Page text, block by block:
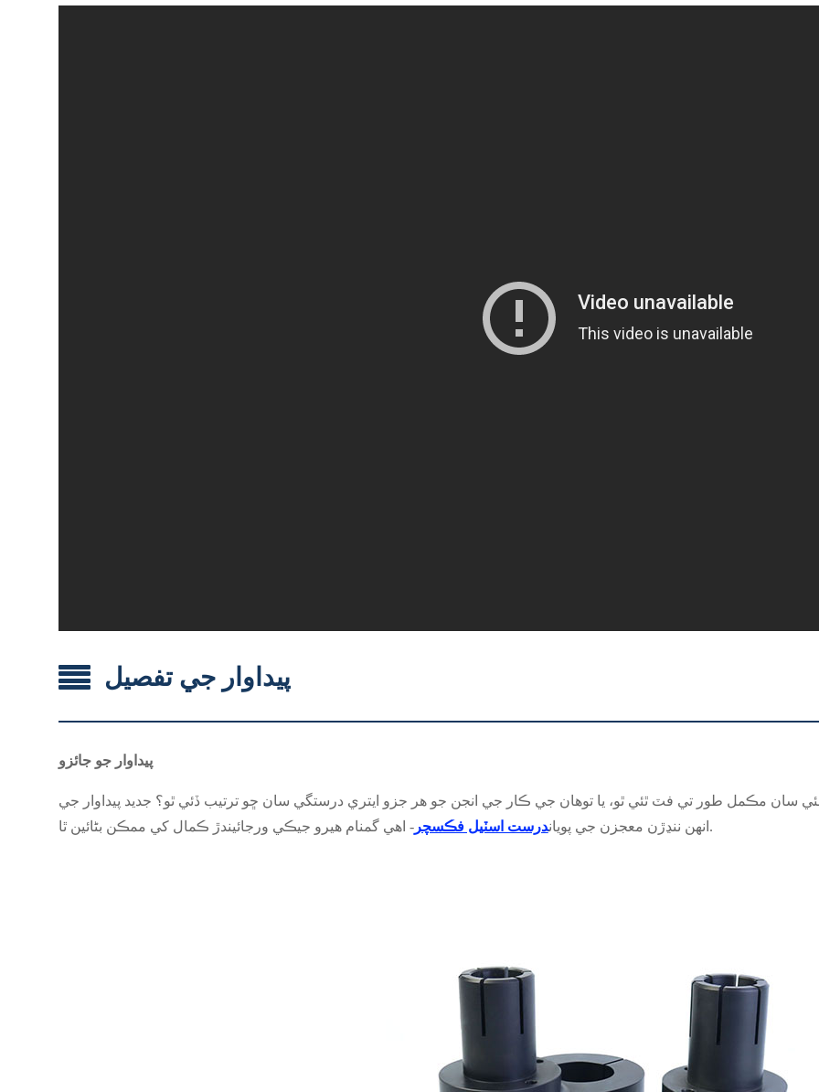
پيداوار جي تفصيل
پيداوار جو جائزو
مڪمل طور تي فٽ ٿئي ٿو، يا توهان جي ڪار جي انجن جو هر جزو ايتري درستگي سان ڇو ترتيب ڏئي ٿو؟ جديد پيداوار جي
انهن ننڍڙن معجزن جي پوياندرست اسٽيل فڪسچر - اهي گمنام هيرو جيڪي ورجائيندڙ ڪمال کي ممڪن بڻائين ٿا.